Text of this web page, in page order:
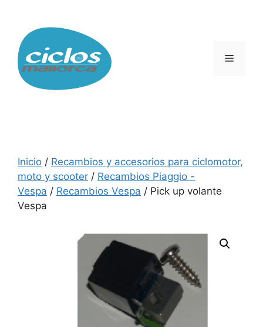
contenido
Menú
Inicio / Recambios y accesorios para ciclomotor,
moto y scooter / Recambios Piaggio -
Vespa / Recambios Vespa / Pick up volante
Vespa